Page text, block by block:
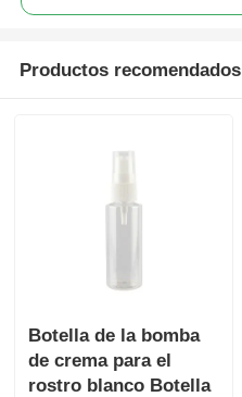
Productos recomendados
Botella de la bomba
de crema para el
rostro blanco Botella